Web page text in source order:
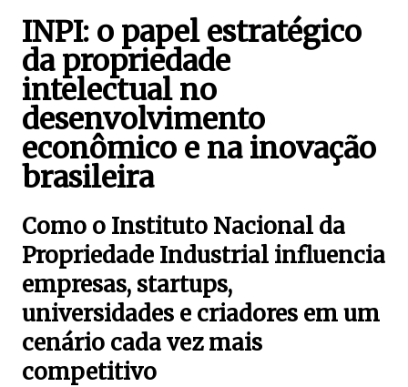
INPI: o papel estratégico
da propriedade
intelectual no
desenvolvimento
econômico e na inovação
brasileira
Como o Instituto Nacional da
Propriedade Industrial influencia
empresas, startups,
universidades e criadores em um
cenário cada vez mais
competitivo